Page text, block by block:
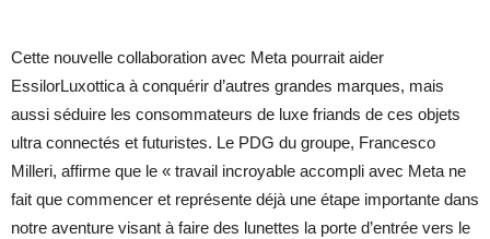
Cette nouvelle collaboration avec Meta pourrait aider
EssilorLuxottica à conquérir d’autres grandes marques, mais
aussi séduire les consommateurs de luxe friands de ces objets
ultra connectés et futuristes. Le PDG du groupe, Francesco
Milleri, affirme que le « travail incroyable accompli avec Meta ne
fait que commencer et représente déjà une étape importante dans
notre aventure visant à faire des lunettes la porte d’entrée vers le